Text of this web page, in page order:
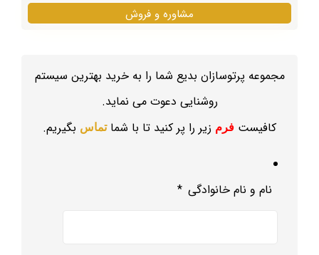
مشاوره و فروش
مجموعه پرتوسازان بدیع شما را به خرید بهترین سیستم
روشنایی دعوت می نماید.
کافیست فرم زیر را پر کنید تا با شماتماس بگیریم.
نام و نام خانوادگی *